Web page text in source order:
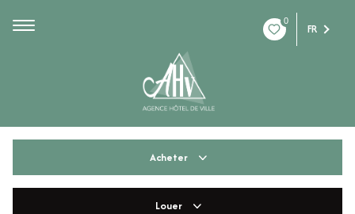
0
FR
Acheter
Louer